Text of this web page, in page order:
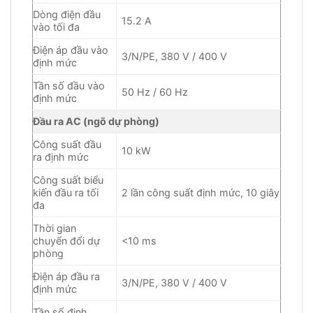
Dòng điện đầu
vào tối đa
15.2 A
Điện áp đầu vào
định mức
3/N/PE, 380 V / 400 V
Tần số đầu vào
định mức
50 Hz / 60 Hz
Đầu ra AC (ngõ dự phòng)
Công suất đầu
ra định mức
10 kW
Công suất biểu
kiến đầu ra tối
đa
2 lần công suất định mức, 10 giây
Thời gian
chuyển đổi dự
phòng
<10 ms
Điện áp đầu ra
định mức
3/N/PE, 380 V / 400 V